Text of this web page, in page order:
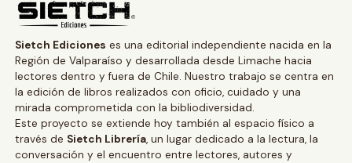
Sietch Ediciones es una editorial independiente nacida en la
Región de Valparaíso y desarrollada desde Limache hacia
lectores dentro y fuera de Chile. Nuestro trabajo se centra en
la edición de libros realizados con oficio, cuidado y una
mirada comprometida con la bibliodiversidad.
Este proyecto se extiende hoy también al espacio físico a
través de Sietch Librería, un lugar dedicado a la lectura, la
conversación y el encuentro entre lectores, autores y